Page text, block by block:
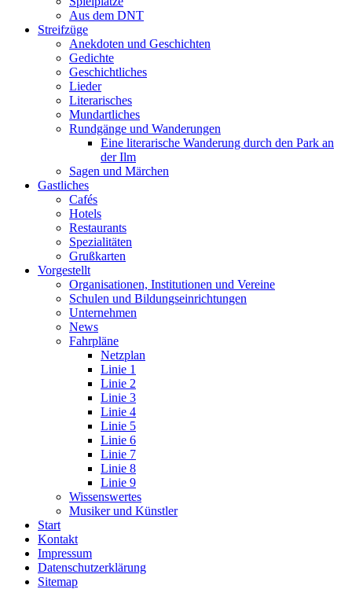
Aus dem DNT
Streifzüge
Anekdoten und Geschichten
Gedichte
Geschichtliches
Lieder
Literarisches
Mundartliches
Rundgänge und Wanderungen
Eine literarische Wanderung durch den Park an
der Ilm
Sagen und Märchen
Gastliches
Cafés
Hotels
Restaurants
Spezialitäten
Grußkarten
Vorgestellt
Organisationen, Institutionen und Vereine
Schulen und Bildungseinrichtungen
Unternehmen
News
Fahrpläne
Netzplan
Linie 1
Linie 2
Linie 3
Linie 4
Linie 5
Linie 6
Linie 7
Linie 8
Linie 9
Wissenswertes
Musiker und Künstler
Start
Kontakt
Impressum
Datenschutz­erklärung
Sitemap